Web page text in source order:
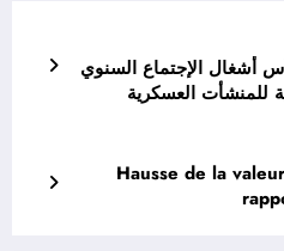
أشغال الإجتماع السنوي
للمنشأت العسكرية
Hausse de la